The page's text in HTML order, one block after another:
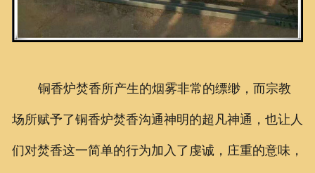
铜香炉焚香所产生的烟雾非常的缥缈，而宗教
场所赋予了铜香炉焚香沟通神明的超凡神通，也让人
们对焚香这一简单的行为加入了虔诚，庄重的意味，